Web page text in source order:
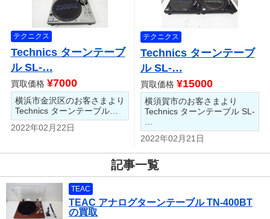
テクニクス
Technics ターンテーブ
ル SL-…
買取価格 ¥7000
横浜市金沢区のお客さまより
Technics ターンテーブル…
2022年02月22日
テクニクス
Technics ターンテーブ
ル SL-…
買取価格 ¥15000
横須賀市のお客さまより
Technics ターンテーブル SL-
2022年02月21日
記事一覧
TEAC
TEAC アナログターンテーブル TN-400BT
の買取